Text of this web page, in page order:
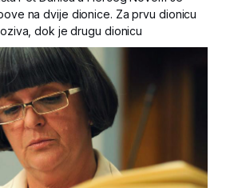
na dvije dionice. Za prvu dionicu
dok je drugu dionicu